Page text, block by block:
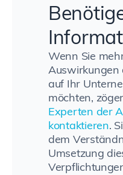
Wenn Sie
Auswirkungen
auf Ihr
möchten,
Experten der
kontaktieren.
dem
Umsetzung